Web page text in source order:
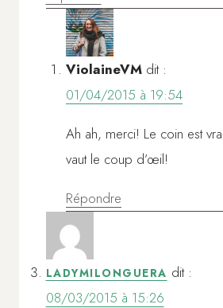
ViolaineVM dit :
01/04/2015 à 19:54
Ah ah, merci! Le coin est
vaut le coup d’œil!
Répondre
LADYMILONGUERA dit :
08/03/2015 à 15:26